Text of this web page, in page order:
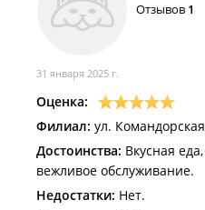
Отзывов 1
31 января 2025 г.
Оценка:
Филиал: ул.
Достоинства: Вкусная
вежливое обслуживание.
Недостатки: Нет.